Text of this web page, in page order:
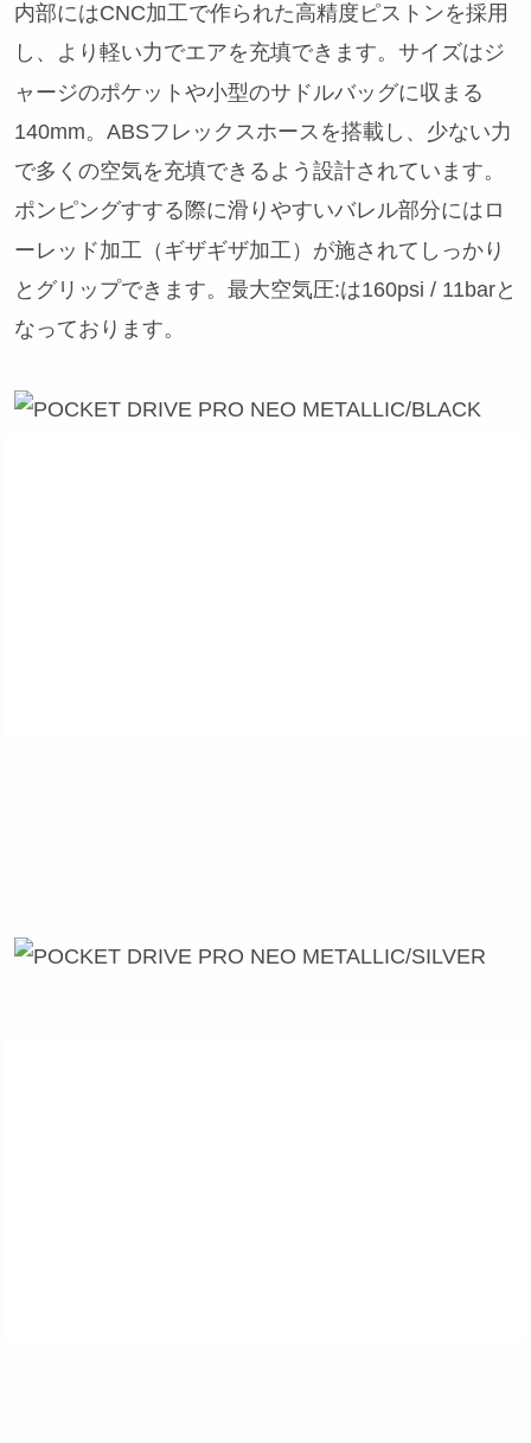
内部にはCNC加工で作られた高精度ピストンを採用
し、より軽い力でエアを充填できます。 サイズはジ
ャージのポケットや小型のサドルバッグに収まる
140mm。 ABSフレックスホースを搭載し、少ない力
で多くの空気を充填できるよう設計されています。
ポンピングすする際に滑りやすいバレル部分にはロ
ーレッド加工（ギザギザ加工）が施されてしっかり
とグリップできます。最大空気圧:は160psi / 11barと
なっております。